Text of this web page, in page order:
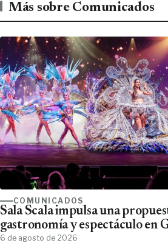
Más sobre Comunicados
COMUNICADOS
Sala Scala impulsa una
gastronomía y espectáculo en
6 de agosto de 2026